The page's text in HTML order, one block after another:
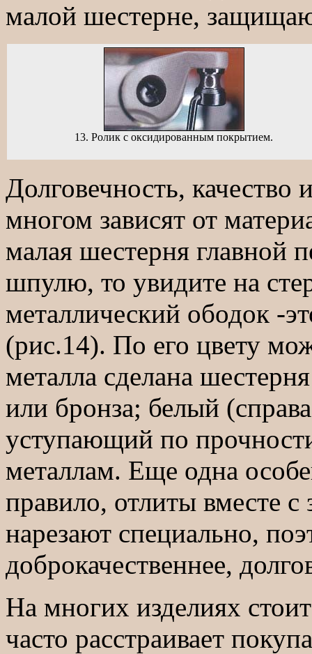
малой шестерне,
13. Ролик с оксидированным покрытием.
Долговечность, качество
многом зависят от
малая шестерня главной
шпулю, то увидите на
металлический ободок -
(рис.14). По его цвету
металла сделана
или бронза; белый
уступающий по
металлам. Еще одна
правило, отлиты вместе
нарезают специально,
доброкачественнее,
На многих изделиях
часто расстраивает